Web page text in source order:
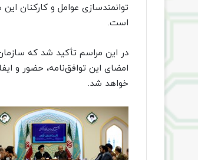
توانمندسازی عوامل و کارکنان
است.
در این مراسم تأکید شد که
امضای این توافق‌نامه، حضور و
خواهد شد.